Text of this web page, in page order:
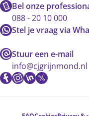
Bel onze
088 - 20 10 000
Stel je vraag via
Stuur een e-mail
info@cjgrijnmond.nl